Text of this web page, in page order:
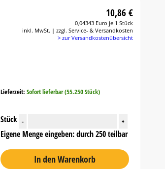
10,86 €
0,04343 Euro je 1 Stück
inkl. MwSt. | zzgl. Service- & Versandkosten
> zur Versandkostenübersicht
Lieferzeit: Sofort lieferbar (55.250 Stück)
Stück - +
Eigene Menge eingeben: durch 250 teilbar
In den Warenkorb